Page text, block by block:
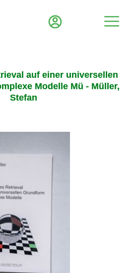
auf einer universellen
Modelle Mü - Müller,
Stefan